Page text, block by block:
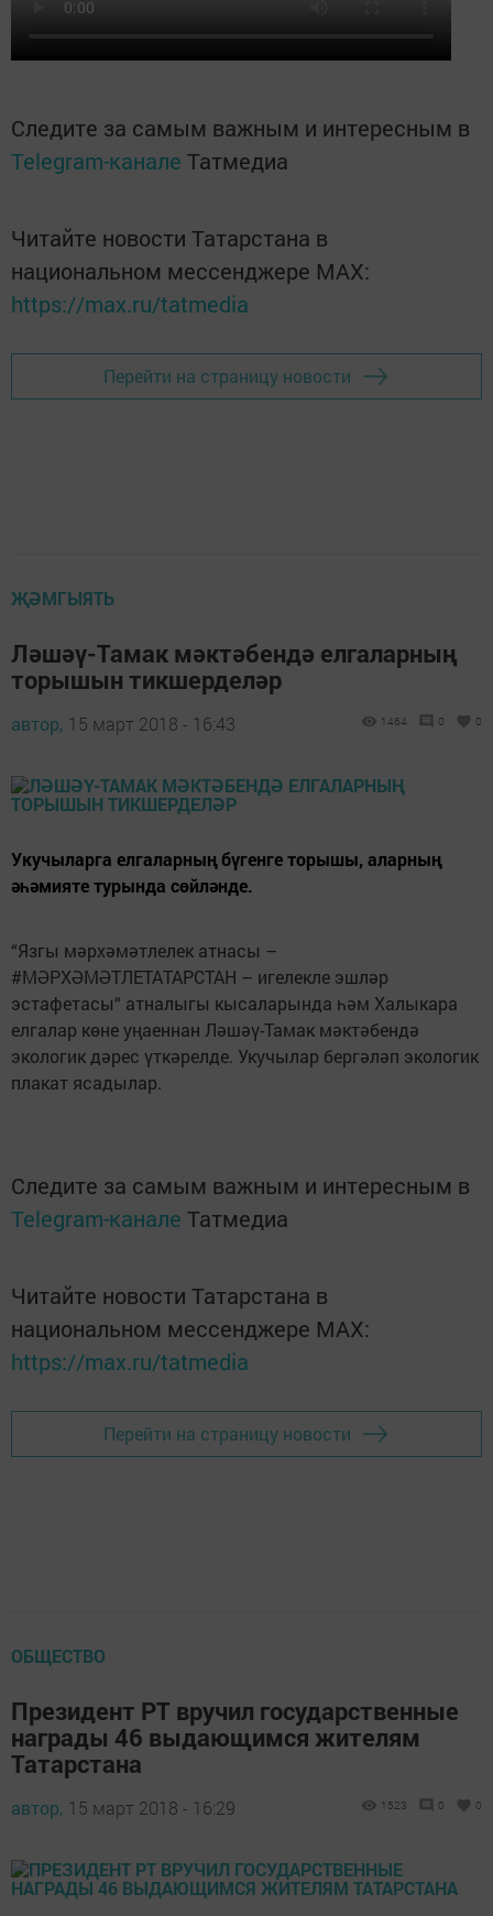
Следите за самым важным и интересным в
Telegram-канале Татмедиа
Читайте новости Татарстана в
национальном мессенджере MАХ:
https://max.ru/tatmedia
Перейти на страницу новости
ҖӘМГЫЯТЬ
Ләшәү-Тамак мәктәбендә елгаларның
торышын тикшерделәр
автор, 15 март 2018 - 16:43 1464 0 0
Укучыларга елгаларның бүгенге торышы, аларның
әһәмияте турында сөйләнде.
“Язгы мәрхәмәтлелек атнасы –
#МӘРХӘМӘТЛЕТАТАРСТАН – игелекле эшләр
эстафетасы“ атналыгы кысаларында һәм Халыкара
елгалар көне уңаеннан Ләшәү-Тамак мәктәбендә
экологик дәрес үткәрелде. Укучылар бергәләп экологик
плакат ясадылар.
Следите за самым важным и интересным в
Telegram-канале Татмедиа
Читайте новости Татарстана в
национальном мессенджере MАХ:
https://max.ru/tatmedia
Перейти на страницу новости
ОБЩЕСТВО
Президент РТ вручил государственные
награды 46 выдающимся жителям
Татарстана
автор, 15 март 2018 - 16:29 1523 0 0